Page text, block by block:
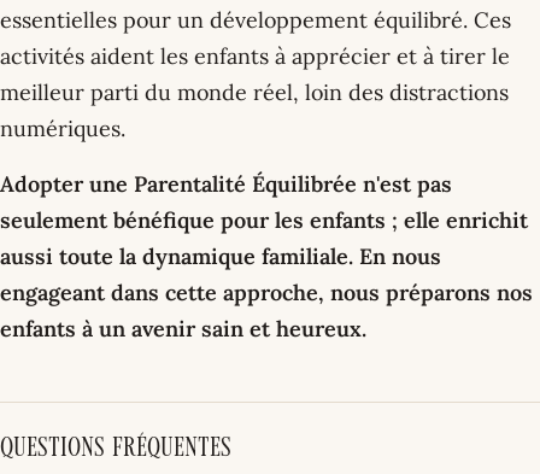
essentielles pour un développement équilibré. Ces
activités aident les enfants à apprécier et à tirer le
meilleur parti du monde réel, loin des distractions
numériques.
Adopter une Parentalité Équilibrée n'est pas
seulement bénéfique pour les enfants ; elle enrichit
aussi toute la dynamique familiale. En nous
engageant dans cette approche, nous préparons nos
enfants à un avenir sain et heureux.
Questions fréquentes